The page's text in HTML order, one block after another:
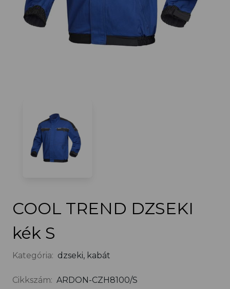
COOL TREND DZSEKI
kék S
Kategória: dzseki, kabát
Cikkszám: ARDON-CZH8100/S